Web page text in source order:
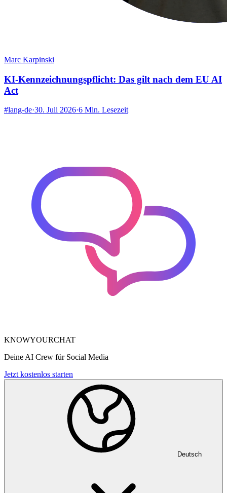
Marc Karpinski
KI-Kennzeichnungspflicht: Das gilt nach dem EU AI
Act
#lang-de·30. Juli 2026·6 Min. Lesezeit
KNOWYOURCHAT
Deine AI Crew für Social Media
Jetzt kostenlos starten
Deutsch